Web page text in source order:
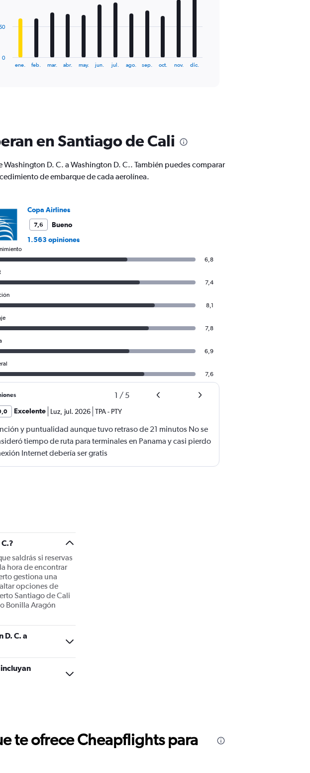
ene. feb. mar. abr. may. jun. jul. ago. sep. oct. nov. dic.
0
en Santiago de Cali
D. C. a Washington D. C.. También puedes comparar
de embarque de cada aerolínea.
Copa Airlines
7,6
Bueno
1.563 opiniones
6,8
7,4
8,1
7,8
6,9
7,6
1 / 5
Excelente Luz jul. 2026 TPA- PTY
y puntualidad aunque tuvo retraso de 21 minutos No se
tiempo de ruta para terminales en Panama y casi pierdo
Internet debería ser gratis
saldrás si reservas
hora de encontrar
gestiona una
opciones de
Santiago de Cali
Bonilla Aragón
D. C. a
te ofrece Cheapflights para